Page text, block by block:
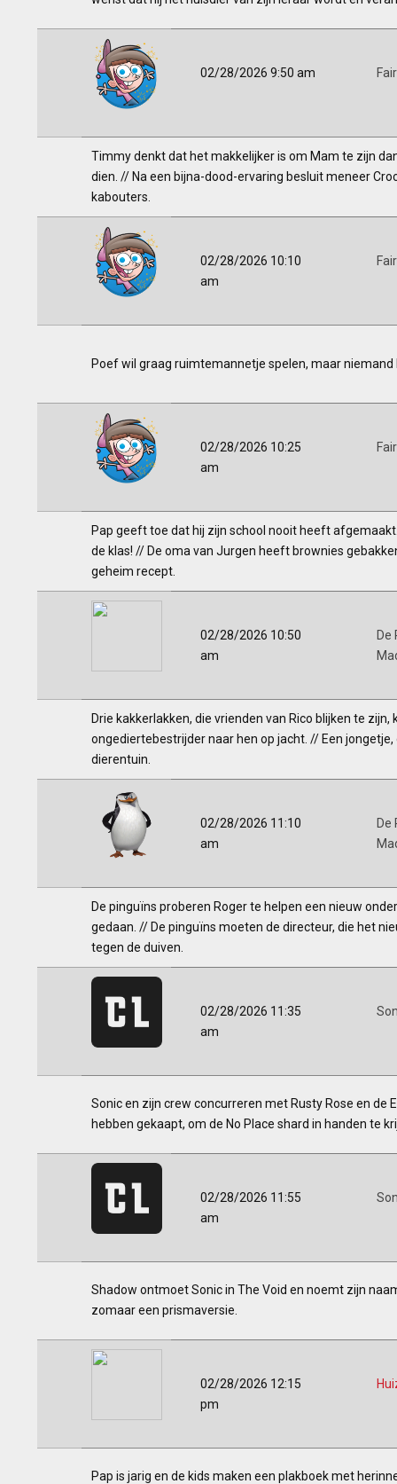
02/28/2026 9:50 am
Timmy denkt dat het makkelijker is om Mam te zijn
dien. // Na een bijna-dood-ervaring besluit meneer
kabouters.
02/28/2026 10:10
am
Poef wil graag ruimtemannetje spelen, maar
02/28/2026 10:25
am
Pap geeft toe dat hij zijn school nooit heeft
de klas! // De oma van Jurgen heeft brownies
geheim recept.
02/28/2026 10:50
am
De
Drie kakkerlakken, die vrienden van Rico blijken te
ongediertebestrijder naar hen op jacht. // Een
dierentuin.
02/28/2026 11:10
am
De
De pinguïns proberen Roger te helpen een nieuw
gedaan. // De pinguïns moeten de directeur, die het
tegen de duiven.
02/28/2026 11:35
am
Sonic en zijn crew concurreren met Rusty Rose en de
hebben gekaapt, om de No Place shard in handen te
02/28/2026 11:55
am
Shadow ontmoet Sonic in The Void en noemt zijn
zomaar een prismaversie.
02/28/2026 12:15
pm
Pap is jarig en de kids maken een plakboek met